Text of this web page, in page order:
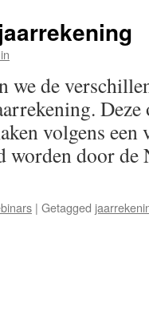
we de
volgens
worden door
| Getagged